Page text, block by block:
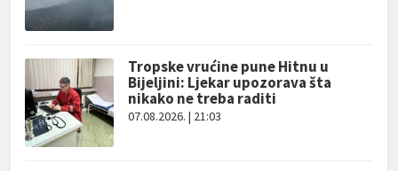
Tropske vrućine pune Hitnu u
Bijeljini: Ljekar upozorava šta
nikako ne treba raditi
07.08.2026. | 21:03